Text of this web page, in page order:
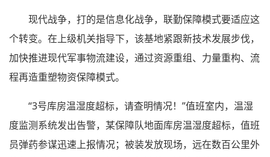
现代战争，打的是信息化战争，联勤保障模式要适应这
个转变。在上级机关指导下，该基地紧跟新技术发展步伐，
加快推进现代军事物流建设，通过资源重组、力量重构、流
程再造重塑物资保障模式。
“3号库房温湿度超标，请查明情况！”值班室内，温湿
度监测系统发出告警，某保障队地面库房温湿度超标，值班
员弹药参谋迅速上报情况；被装发放现场，远在数百公里外